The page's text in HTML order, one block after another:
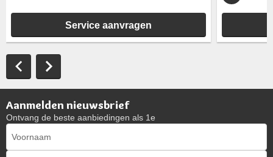
Service aanvragen
Aanmelden nieuwsbrief
Ontvang de beste aanbiedingen als 1e